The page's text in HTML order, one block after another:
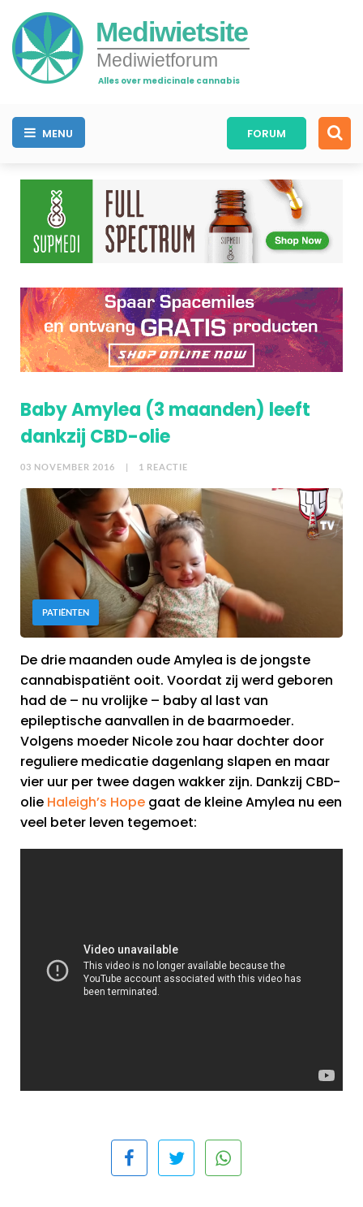
Mediwietsite
Mediwietforum
Alles over medicinale cannabis
MENU FORUM
Baby Amylea (3 maanden) leeft
dankzij CBD-olie
03 NOVEMBER 2016 | 1 REACTIE
PATIËNTEN
De drie maanden oude Amylea is de jongste
cannabispatiënt ooit. Voordat zij werd geboren
had de – nu vrolijke – baby al last van
epileptische aanvallen in de baarmoeder.
Volgens moeder Nicole zou haar dochter door
reguliere medicatie dagenlang slapen en maar
vier uur per twee dagen wakker zijn. Dankzij CBD-
olie Haleigh’s Hope gaat de kleine Amylea nu een
veel beter leven tegemoet: